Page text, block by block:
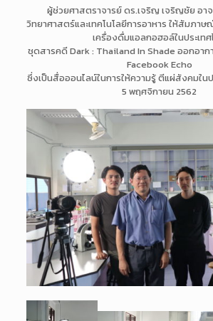
ผู้ช่วยศาสตราจารย์ ดร.เจริญ เจริญชัย อาจ
วิทยาศาสตร์และเทคโนโลยีการอาหาร ให้สัมภา
เครื่องดื่มแอลกอฮอล์ในประเทศ
ชุดสารคดี Dark : Thailand In Shade ออกอาก
Facebook Echo
ซึ่งเป็นสื่อออนไลน์ในการให้ความรู้ ตีแผ่สังคมใน
5 พฤศจิกายน 2562